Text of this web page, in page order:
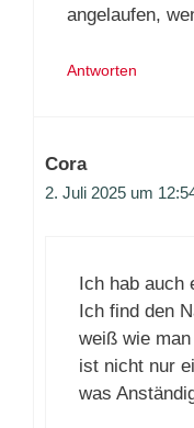
angelaufen,
Antworten
Cora
2. Juli 2025 um
Ich hab auch
Ich find den
weiß wie
ist nicht nur
was